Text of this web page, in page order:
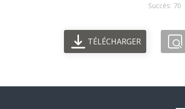
Succès: 70
TÉLÉCHARGER